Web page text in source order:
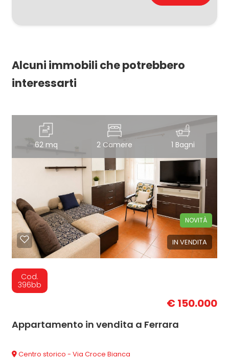
Alcuni immobili che potrebbero
interessarti
62 mq 2 Camere 1 Bagni
IN VENDITA
NOVITÀ
Cod.
396bb
€ 150.000
Appartamento in vendita a Ferrara
Centro storico - Via Croce Bianca